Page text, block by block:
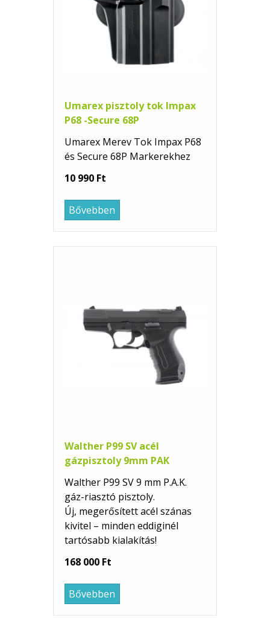
Umarex pisztoly tok Impax
P68 -Secure 68P
Umarex Merev Tok Impax P68
és Secure 68P Markerekhez
10 990 Ft
Bővebben
Walther P99 SV acél
gázpisztoly 9mm PAK
Walther P99 SV 9 mm P.A.K.
gáz-riasztó pisztoly.
Új, megerősített acél szánas
kivitel – minden eddiginél
tartósabb kialakítás!
168 000 Ft
Bővebben